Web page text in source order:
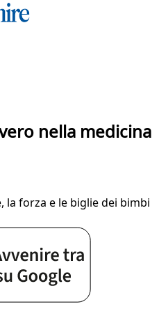
nella medicina
la forza e le biglie dei bimbi